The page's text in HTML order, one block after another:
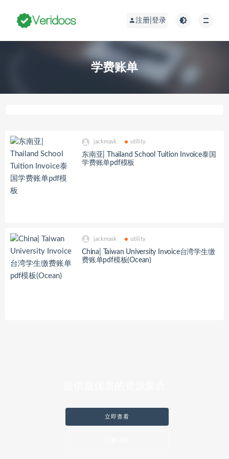
注册|登录
学费账单
jackmask utility
东南亚| Thailand School Tuition Invoice泰国
学费账单pdf模板
jackmask utility
China| Taiwan University Invoice台湾学生缴
费账单pdf模板(Ocean)
立即查看